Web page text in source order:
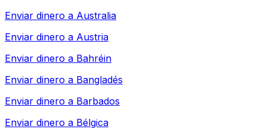
Enviar dinero a Australia
Enviar dinero a Austria
Enviar dinero a Bahréin
Enviar dinero a Bangladés
Enviar dinero a Barbados
Enviar dinero a Bélgica